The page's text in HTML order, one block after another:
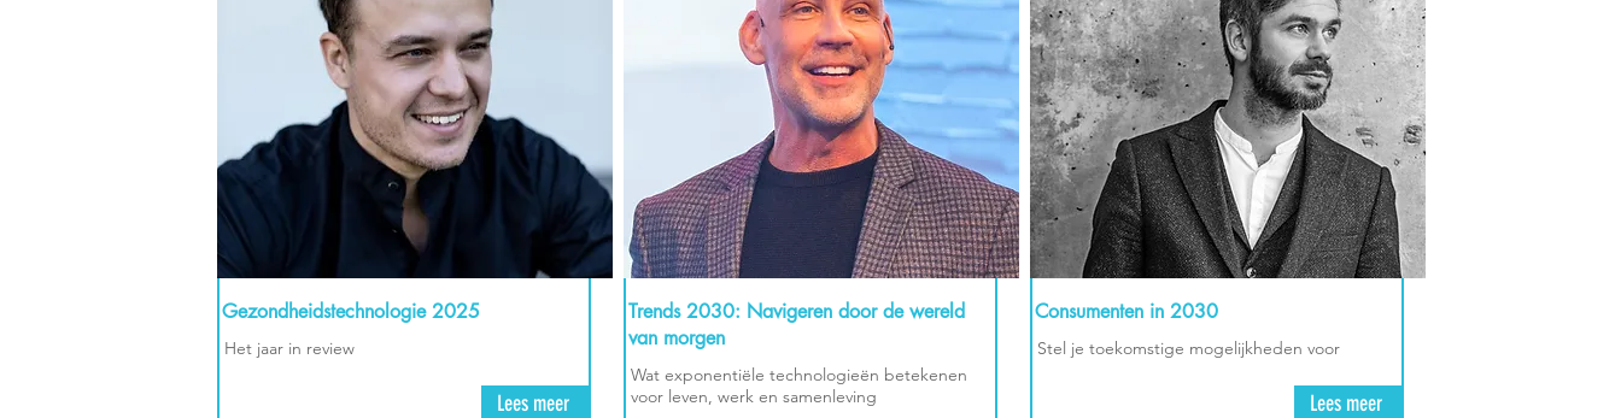
Gezondheidstechnologie 2025
Het jaar in review
Lees meer
Trends 2030: Navigeren door de wereld
van morgen
Wat exponentiële technologieën betekenen
voor leven, werk en samenleving
Consumenten in 2030
Stel je toekomstige mogelijkheden voor
Lees meer